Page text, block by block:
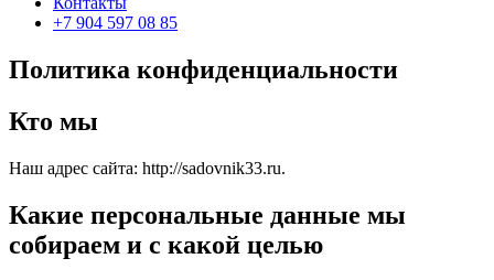
+7 904 597 08 85
Политика конфиденциальности
Кто мы
Наш адрес сайта: http://sadovnik33.ru.
Какие персональные данные мы
собираем и с какой целью